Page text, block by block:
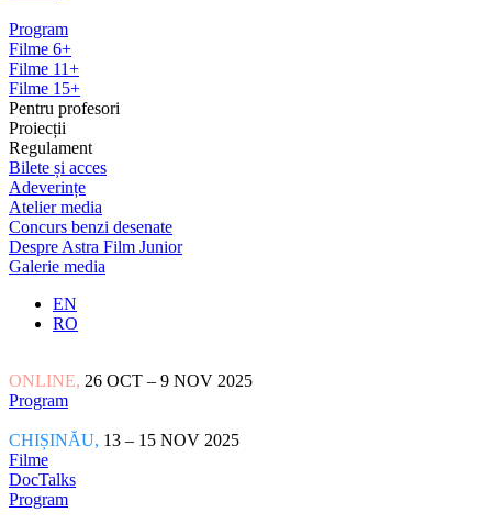
Program
Filme 6+
Filme 11+
Filme 15+
Pentru profesori
Proiecții
Regulament
Bilete și acces
Adeverințe
Atelier media
Concurs benzi desenate
Despre Astra Film Junior
Galerie media
EN
RO
ONLINE, 26 OCT – 9 NOV 2025
Program
CHIȘINĂU, 13 – 15 NOV 2025
Filme
DocTalks
Program